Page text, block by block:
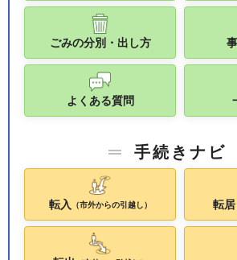
ごみの分別・出し方
よくある質問
手続きナビ
転入 （市外からの引越し） 転居